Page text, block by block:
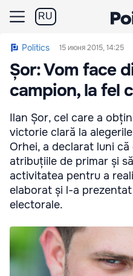
RU
Politics 15 июня 2015, 14:25
Șor: Vom face
campion, la fel
Ilan Șor, cel care a
victorie clară la
Orhei, a declarat luni
atribuțiile de primar și
activitatea pentru a
elaborat și l-a
electorale.